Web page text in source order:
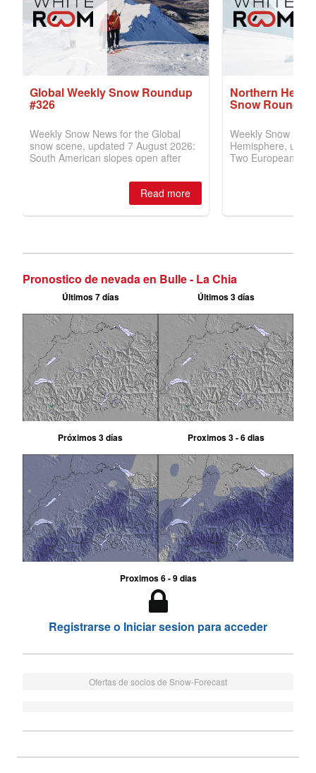
Pronostico de nevada en Bulle - La Chia
Últimos 7 días Últimos 3 días
Próximos 3 días Proximos 3 - 6 dias
Proximos 6 - 9 dias
Registrarse o Iniciar sesion para acceder
Ofertas de socios de Snow-Forecast